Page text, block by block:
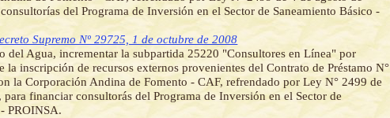
del Programa de Inversión en el Sector de Saneamiento Básico -
Supremo Nº 29725, 1 de octubre de 2008
del Agua, incrementar la subpartida 25220 "Consultores en Línea" por
la inscripción de recursos externos provenientes del Contrato de Préstamo N°
la Corporación Andina de Fomento - CAF, refrendado por Ley N° 2499 de
para financiar consultorás del Programa de Inversión en el Sector de
PROINSA.